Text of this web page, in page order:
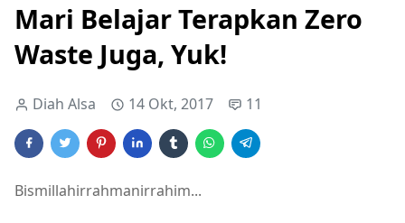
Mari Belajar Terapkan Zero
Waste Juga, Yuk!
Diah Alsa 14 Okt, 2017 11
Bismillahirrahmanirrahim...